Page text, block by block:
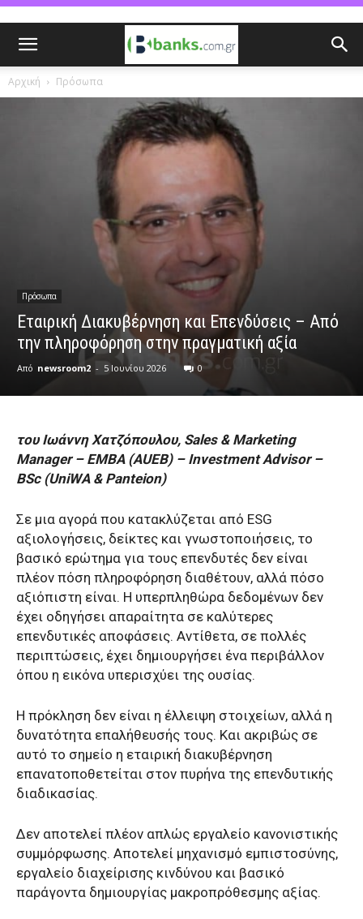
Αρχική Πρόσωπα
Πρόσωπα
Εταιρική Διακυβέρνηση και Επενδύσεις – Από
την πληροφόρηση στην πραγματική αξία
Από newsroom2 - 5 Ιουνίου 2026 0
του Ιωάννη Χατζόπουλου, Sales & Marketing
Manager – EMBA (AUEB) – Investment Advisor –
BSc (UniWA & Panteion)
Σε μια αγορά που κατακλύζεται από ESG
αξιολογήσεις, δείκτες και γνωστοποιήσεις, το
βασικό ερώτημα για τους επενδυτές δεν είναι
πλέον πόση πληροφόρηση διαθέτουν, αλλά πόσο
αξιόπιστη είναι. Η υπερπληθώρα δεδομένων δεν
έχει οδηγήσει απαραίτητα σε καλύτερες
επενδυτικές αποφάσεις. Αντίθετα, σε πολλές
περιπτώσεις, έχει δημιουργήσει ένα περιβάλλον
όπου η εικόνα υπερισχύει της ουσίας.
Η πρόκληση δεν είναι η έλλειψη στοιχείων, αλλά η
δυνατότητα επαλήθευσής τους. Και ακριβώς σε
αυτό το σημείο η εταιρική διακυβέρνηση
επανατοποθετείται στον πυρήνα της επενδυτικής
διαδικασίας.
Δεν αποτελεί πλέον απλώς εργαλείο κανονιστικής
συμμόρφωσης. Αποτελεί μηχανισμό εμπιστοσύνης,
εργαλείο διαχείρισης κινδύνου και βασικό
παράγοντα δημιουργίας μακροπρόθεσμης αξίας.